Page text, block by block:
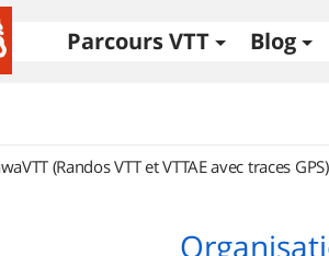
Parcours VTT Blog
(Randos VTT et VTTAE avec traces GPS)